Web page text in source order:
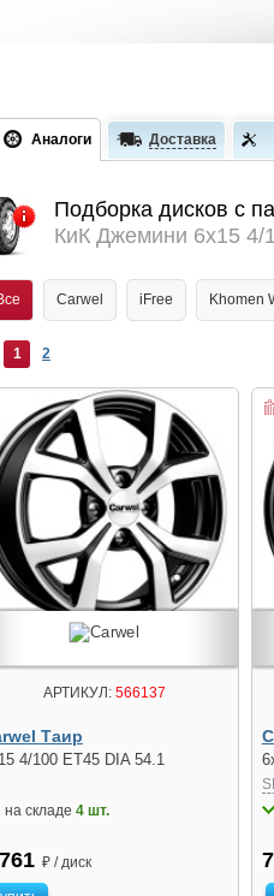
Аналоги Доставка
Подборка дисков с
КиК Джемини 6x15 4/
Carwel iFree Khomen
1 2
АРТИКУЛ:566137
Таир
4/100 ET45 DIA 54.1
на складе 4 шт.
₽ / диск